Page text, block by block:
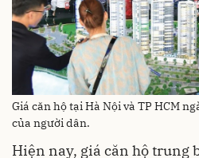
Giá căn hộ tại Hà Nội và TP HCM
của người dân.
Hiện nay, giá căn hộ trung